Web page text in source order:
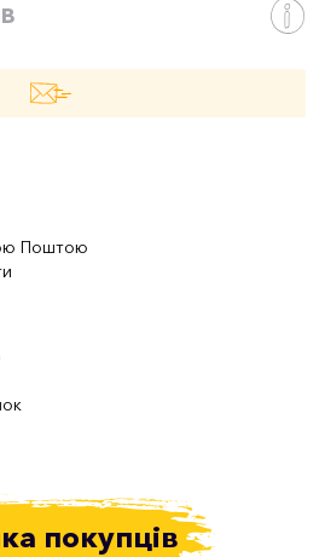
Поштою
покупців